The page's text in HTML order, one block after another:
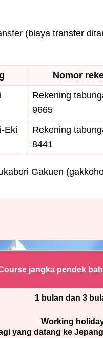
(biaya transfer
Nomor
Rekening
9665
Eki
Rekening
8441
Gakuen
jangka pendek
1 bulan dan 3
Working
yang datang ke